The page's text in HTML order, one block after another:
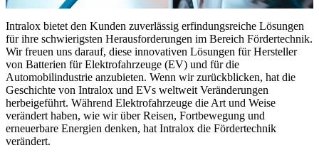
Intralox bietet den Kunden zuverlässig erfindungsreiche Lösungen
für ihre schwierigsten Herausforderungen im Bereich Fördertechnik.
Wir freuen uns darauf, diese innovativen Lösungen für Hersteller
von Batterien für Elektrofahrzeuge (EV) und für die
Automobilindustrie anzubieten. Wenn wir zurückblicken, hat die
Geschichte von Intralox und EVs weltweit Veränderungen
herbeigeführt. Während Elektrofahrzeuge die Art und Weise
verändert haben, wie wir über Reisen, Fortbewegung und
erneuerbare Energien denken, hat Intralox die Fördertechnik
verändert.